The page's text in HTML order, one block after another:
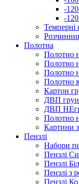
-
-
Темперні
Полотна
Полотно
Полотно
Полотно
Полотно
Картон
ДВП
ДВП
Полотно
Картини
Пензлі
Набори
Пензлі
Пензлі
Пензлі з
Пензлі